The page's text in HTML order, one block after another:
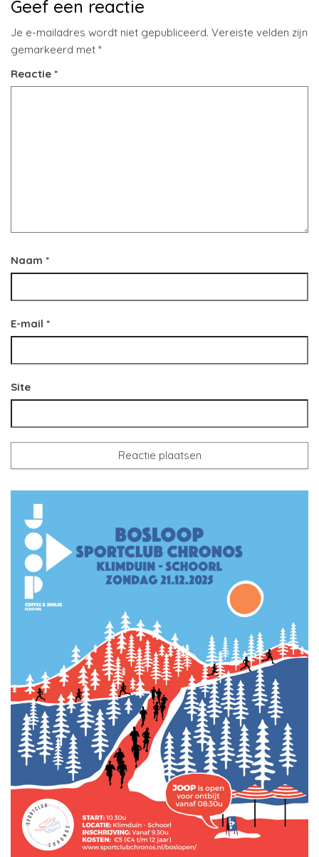
Geef een reactie
Je e-mailadres wordt niet gepubliceerd. Vereiste velden zijn
gemarkeerd met *
Reactie *
Naam *
E-mail *
Site